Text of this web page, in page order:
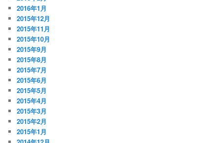
2016年1月
2015年12月
2015年11月
2015年10月
2015年9月
2015年8月
2015年7月
2015年6月
2015年5月
2015年4月
2015年3月
2015年2月
2015年1月